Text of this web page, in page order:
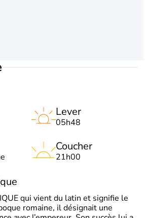
Lever
05h48
Coucher
21h00
qui vient du latin et signifie le
romaine, il désignait une